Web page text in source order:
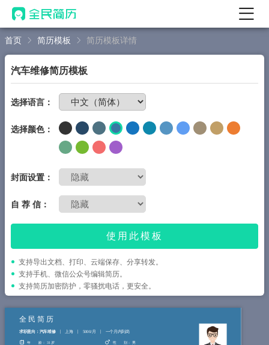
首页
AI 简历工具
AI 优化简历
AI 翻译简历
AI 诊断简历
AI 模拟面试
面试自我介绍
简历教程
登录 / 注册
首页 简历模板 简历模板详情
汽车维修简历模板
选择语言：
选择颜色：
封面设置：
自 荐 信：
使用此模板
支持导出文档、打印、云端保存、分享转发。
支持手机、微信公众号编辑简历。
支持简历加密防护，零骚扰电话，更安全。
全民简历
求职意向：汽车维修 上海 5000/月 一个月内到岗
年 龄 ： 31岁 性 别 ： 男